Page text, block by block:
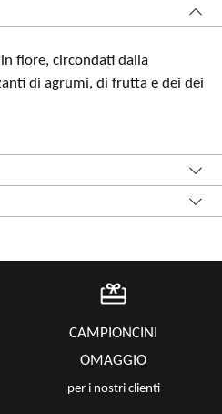
fiore, circondati dalla
di agrumi, di frutta e dei dei
CAMPIONCINI
OMAGGIO
per i nostri clienti